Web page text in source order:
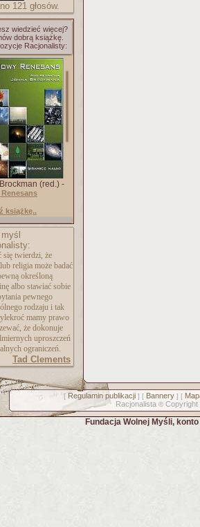
121 głosów.
wiedzieć więcej?
dobrą książkę.
Racjonalisty:
(red.) -
książkę..
się twierdzi, że
religia może badać
określoną
albo stawiać sobie
pewnego
rodzaju i tak
mamy prawo
że dokonuje
uproszczeń
ograniczeń.
Tad Clements
[ Regulamin publikacji] [ Bannery] [
Racjonalista © Copyright
Fundacja Wolnej Myśli,